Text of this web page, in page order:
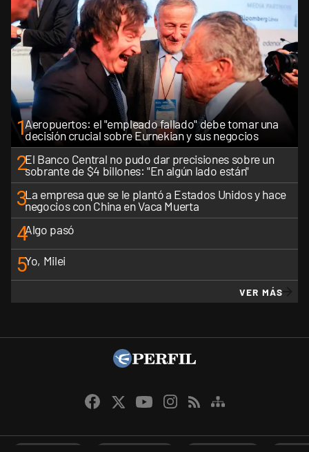
1Aeropuertos: el "empleado fallado" debe tomar una
decisión crucial sobre Eurnekian y sus negocios
2El Banco Central no pudo dar precisiones sobre un
sobrante de $4 billones: "En algún lado están"
3La empresa que se le plantó a Estados Unidos y hace
negocios con China en Vaca Muerta
4Algo pasó
5Yo, Milei
VER MÁS